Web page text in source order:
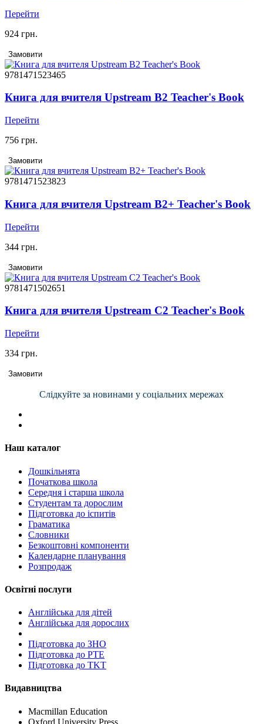
Перейти
924 грн.
Замовити
9781471523465
Книга для вчителя Upstream В2 Teacher's Book
Перейти
756 грн.
Замовити
9781471523823
Книга для вчителя Upstream В2+ Teacher's Book
Перейти
344 грн.
Замовити
9781471502651
Книга для вчителя Upstream C2 Teacher's Book
Перейти
334 грн.
Замовити
Слідкуйте за новинами у соціальних мережах
Наш каталог
Дошкільнята
Початкова школа
Середня і старша школа
Студентам та дорослим
Підготовка до іспитів
Граматика
Словники
Безкоштовні компоненти
Календарне планування
Розпродаж
Освітні послуги
Англійська для дітей
Англійська для дорослих
Пiдготовка до ЗНО
Підготовка до PTE
Підготовка до TKT
Видавництва
Macmillan Education
Oxford University Press